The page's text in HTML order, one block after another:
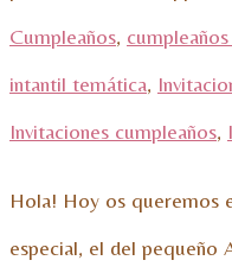
Cumpleaños,
intantil temática,
Invitaciones cumpleaños,
Hola! Hoy os queremos
especial, el del pequeño